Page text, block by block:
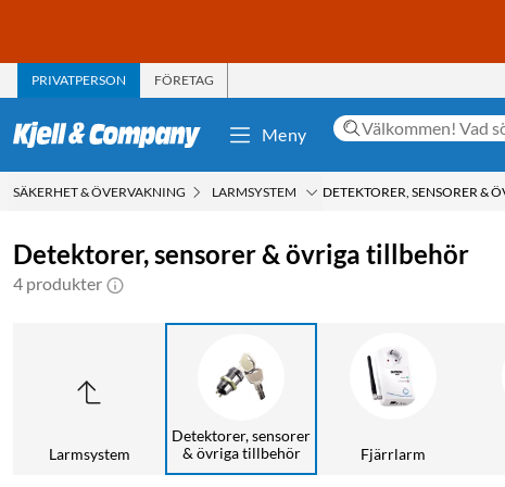
PRIVATPERSON FÖRETAG
Meny
SÄKERHET & ÖVERVAKNING LARMSYSTEM DETEKTORER, SENSORER &
Detektorer, sensorer & övriga tillbehör
4 produkter
Larmsystem
Detektorer, sensorer
& övriga tillbehör
Fjärrlarm